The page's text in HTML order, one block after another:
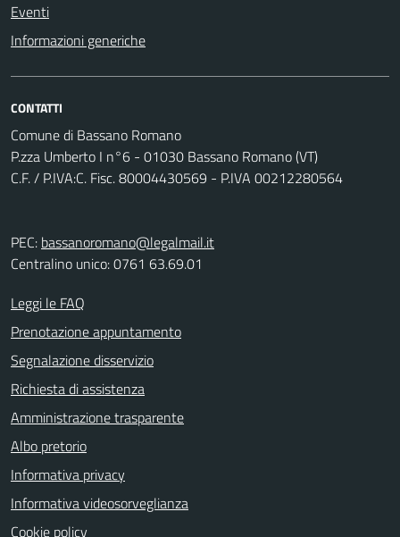
Eventi
Informazioni generiche
CONTATTI
Comune di Bassano Romano
P.zza Umberto I n°6 - 01030 Bassano Romano (VT)
C.F. / P.IVA:C. Fisc. 80004430569 - P.IVA 00212280564
PEC: bassanoromano@legalmail.it
Centralino unico: 0761 63.69.01
Leggi le FAQ
Prenotazione appuntamento
Segnalazione disservizio
Richiesta di assistenza
Amministrazione trasparente
Albo pretorio
Informativa privacy
Informativa videosorveglianza
Cookie policy